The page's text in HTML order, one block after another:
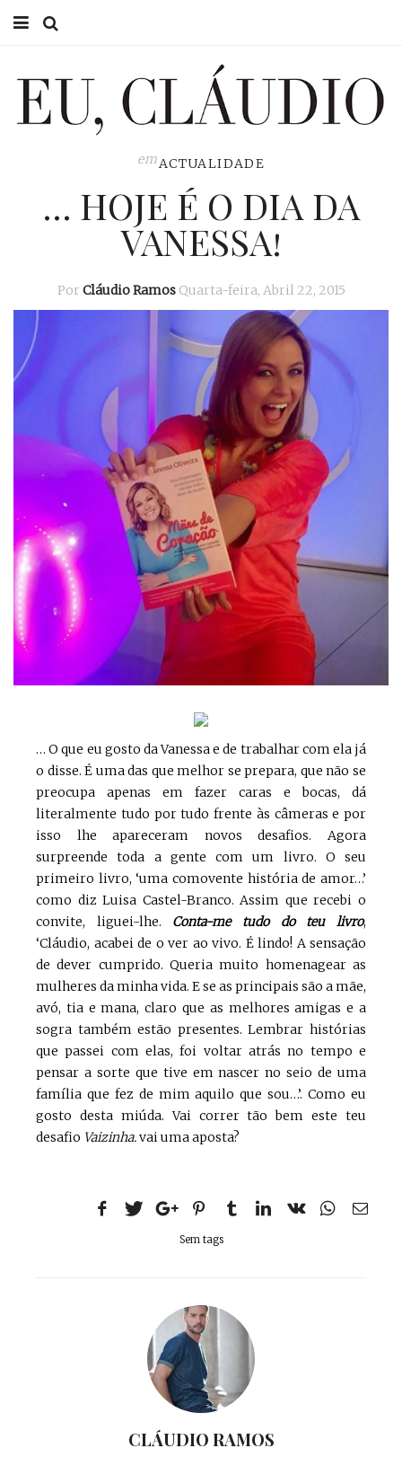
EU CLÁUDIO
EU NA TV
emACTUALIDADE
… HOJE É O DIA DA
VANESSA!
Por Cláudio Ramos Quarta-feira, Abril 22, 2015
… O que eu gosto da Vanessa e de trabalhar com ela já
o disse. É uma das que melhor se prepara, que não se
preocupa apenas em fazer caras e bocas, dá
literalmente tudo por tudo frente às câmeras e por
isso lhe apareceram novos desafios. Agora
surpreende toda a gente com um livro. O seu
primeiro livro, ‘uma comovente história de amor…’
como diz Luisa Castel-Branco. Assim que recebi o
convite, liguei-lhe. Conta-me tudo do teu livro,
‘Cláudio, acabei de o ver ao vivo. É lindo! A sensação
de dever cumprido. Queria muito homenagear as
mulheres da minha vida. E se as principais são a mãe,
avó, tia e mana, claro que as melhores amigas e a
sogra também estão presentes. Lembrar histórias
que passei com elas, foi voltar atrás no tempo e
pensar a sorte que tive em nascer no seio de uma
família que fez de mim aquilo que sou…’. Como eu
gosto desta miúda. Vai correr tão bem este teu
desafio Vaizinha.vai uma aposta?
Sem tags
CLÁUDIO RAMOS